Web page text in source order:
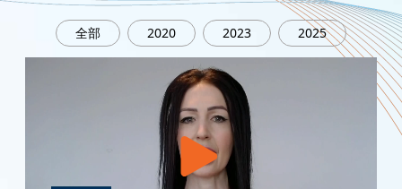
关于论坛
全部 2020 2023 2025